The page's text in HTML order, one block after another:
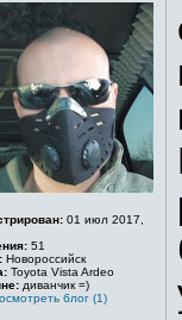
01 июл 2017,
51
Новороссийск
Toyota Vista Ardeo
диванчик =)
блог (1)